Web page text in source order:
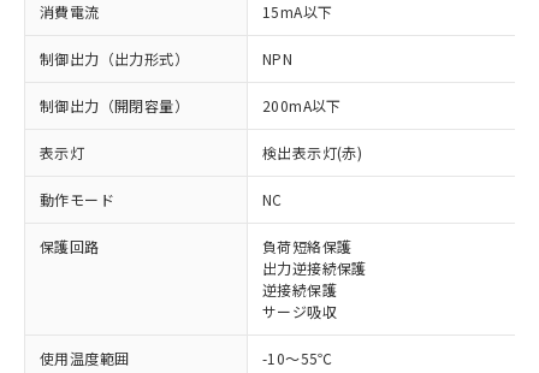
消費電流 15mA以下
制御出力（出力形式） NPN
制御出力（開閉容量） 200mA以下
表示灯 検出表示灯(赤)
動作モード NC
保護回路
負荷短絡保護
出力逆接続保護
逆接続保護
サージ吸収
使用温度範囲 -10～55℃
ご利用条件
※1 対応状況
対応済み：EU RoHS指令（10物質）の
非含有に対応した製品が提供可能な商品で
対応予定：EU RoHS指令（10物質）の非含
有に対応した製品に切り替える予定のある